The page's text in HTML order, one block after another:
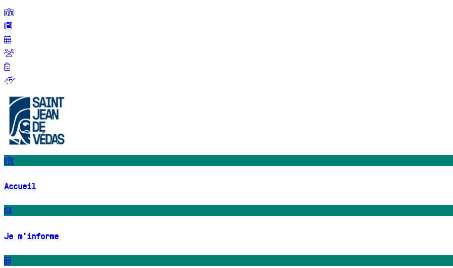
Accueil
Je m'informe